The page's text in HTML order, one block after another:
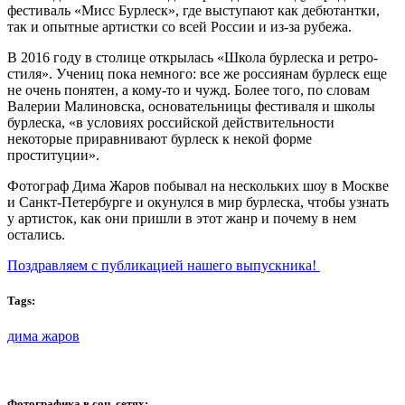
фестиваль «Мисс Бурлеск», где выступают как дебютантки,
так и опытные артистки со всей России и из-за рубежа.
В 2016 году в столице открылась «Школа бурлеска и ретро-
стиля». Учениц пока немного: все же россиянам бурлеск еще
не очень понятен, а кому-то и чужд. Более того, по словам
Валерии Малиновска, основательницы фестиваля и школы
бурлеска, «в условиях российской действительности
некоторые приравнивают бурлеск к некой форме
проституции».
Фотограф Дима Жаров побывал на нескольких шоу в Москве
и Санкт-Петербурге и окунулся в мир бурлеска, чтобы узнать
у артисток, как они пришли в этот жанр и почему в нем
остались.
Поздравляем с публикацией нашего выпускника!
Tags:
дима жаров